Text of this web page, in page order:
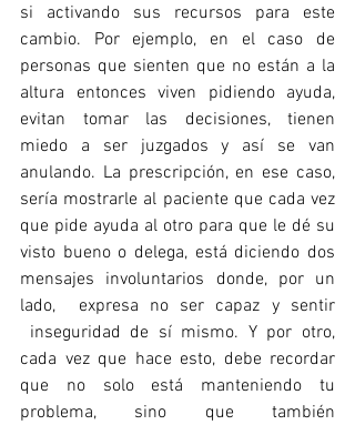
si activando sus recursos para este
cambio. Por ejemplo, en el caso de
personas que sienten que no están a la
altura entonces viven pidiendo ayuda,
evitan tomar las decisiones, tienen
miedo a ser juzgados y así se van
anulando. La prescripción, en ese caso,
sería mostrarle al paciente que cada vez
que pide ayuda al otro para que le dé su
visto bueno o delega, está diciendo dos
mensajes involuntarios donde, por un
lado,  expresa no ser capaz y sentir
inseguridad de sí mismo. Y por otro,
cada vez que hace esto, debe recordar
que no solo está manteniendo tu
problema, sino que también